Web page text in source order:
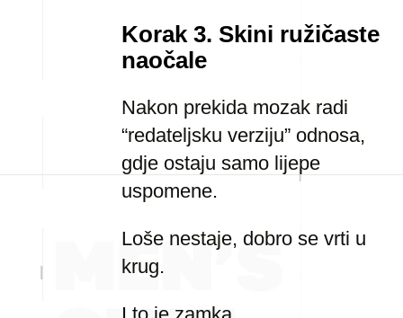
Korak 3. Skini ružičaste
naočale
Nakon prekida mozak radi
“redateljsku verziju” odnosa,
gdje ostaju samo lijepe
uspomene.
Loše nestaje, dobro se vrti u
krug.